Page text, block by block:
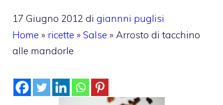
17 Giugno 2012 di giannni puglisi
Home » ricette » Salse » Arrosto di tacchino
alle mandorle